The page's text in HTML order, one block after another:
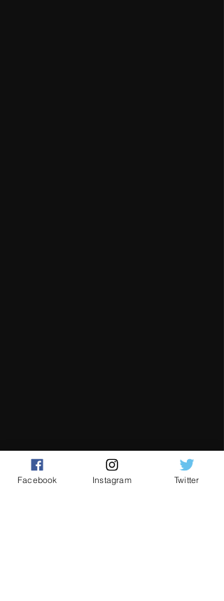
Facebook Instagram Twitter